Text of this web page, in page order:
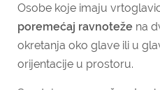
Osobe koje imaju
poremećaj ravnoteže na
okretanja oko glave ili u
orijentacije u prostoru.